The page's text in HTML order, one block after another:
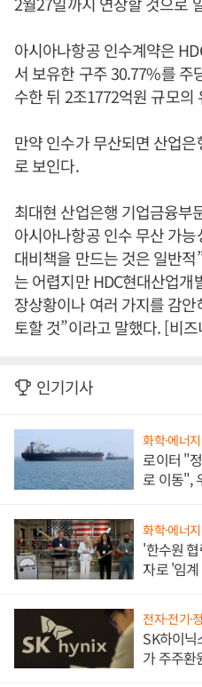
아시아나항공 인수계약은
서 보유한 구주 30.77%를 주
수한 뒤 2조1772억원 규모의
만약 인수가 무산되면 산업
로 보인다.
최대현 산업은행 기업금융부
아시아나항공 인수 무산 가
대비책을 만드는 것은 일반
는 어렵지만 HDC현대산업
장상황이나 여러 가지를 감
토할 것”이라고 말했다. [비
인기기사
화학·에너지
로이터 "
로 이동",
화학·에너지
'한수원
자로 '임
전자·전기·
SK하이닉
가 주주환